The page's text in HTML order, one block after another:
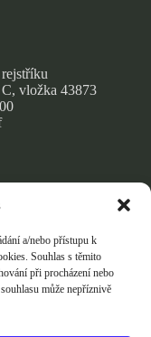
a/nebo přístupu k
Souhlas s těmito
při procházení nebo
může nepříznivě
rejstříku
vložka 43873
údajů